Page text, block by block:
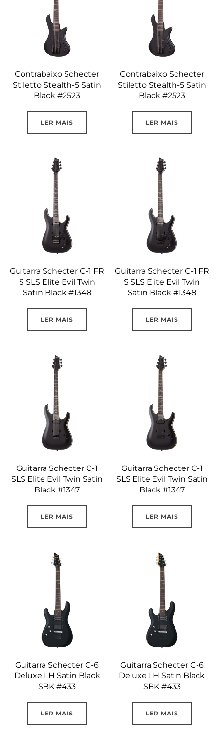
Contrabaixo Schecter
Stiletto Stealth-5 Satin
Black #2523
LER MAIS
Contrabaixo Schecter
Stiletto Stealth-5 Satin
Black #2523
LER MAIS
Guitarra Schecter C-1 FR
S SLS Elite Evil Twin
Satin Black #1348
LER MAIS
Guitarra Schecter C-1 FR
S SLS Elite Evil Twin
Satin Black #1348
LER MAIS
Guitarra Schecter C-1
SLS Elite Evil Twin Satin
Black #1347
LER MAIS
Guitarra Schecter C-1
SLS Elite Evil Twin Satin
Black #1347
LER MAIS
Guitarra Schecter C-6
Deluxe LH Satin Black
SBK #433
LER MAIS
Guitarra Schecter C-6
Deluxe LH Satin Black
SBK #433
LER MAIS